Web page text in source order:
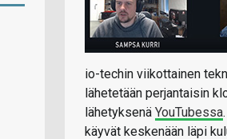
io-techin viikottainen
lähetetään perjantaisin
lähetyksenä YouTubessa
käyvät keskenään läpi